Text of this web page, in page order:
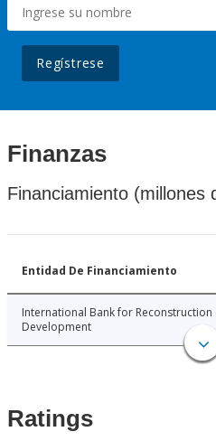
Regístrese
Finanzas
Financiamiento (millones
Entidad De Financiamiento
International Bank for Reconstruction
Development
Ratings